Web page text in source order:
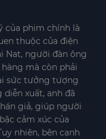
của phim chính là
thuộc của điện
Nat, người đàn ông
mà còn phải
sức tưởng tượng
xuất, anh đã
giả, giúp người
cảm xúc của
nhiên, bên cạnh